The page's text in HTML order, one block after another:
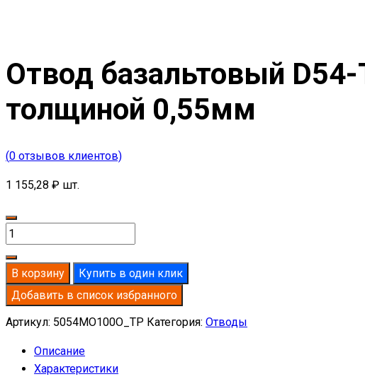
Отвод базальтовый
толщиной 0,55мм
(0 отзывов клиентов)
1 155,28 ₽ шт.
Количество
товара
Отвод
базальтовый
D54-
T50
100
В корзину
Купить в один клик
Добавить в список избранного
Артикул: 5054MO100O_TP Категория: Отводы
Описание
Характеристики